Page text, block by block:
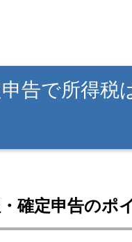
告で所得税
確定申告のポ